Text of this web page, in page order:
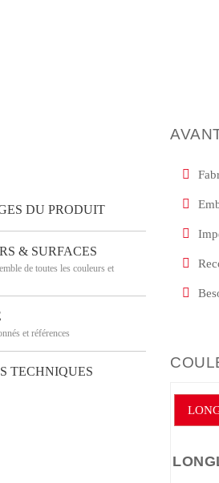
DU PRODUIT
& SURFACES
de toutes les couleurs et
et références
TECHNIQUES